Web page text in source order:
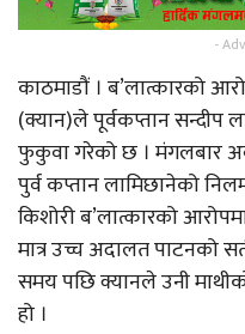
-
काठमाडौं । ब’लात्कारको
(क्यान)ले पूर्वकप्तान सन्दीप
फुकुवा गरेको छ । मंगलबार
पुर्व कप्तान लामिछानेको
किशोरी ब’लात्कारको
मात्र उच्च अदालत पाटनको
समय पछि क्यानले उनी
हो ।